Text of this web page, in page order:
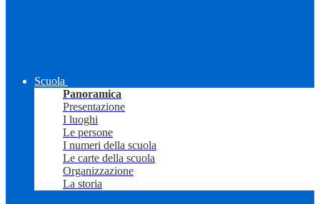
Scuola
Panoramica
Presentazione
I luoghi
Le persone
I numeri della scuola
Le carte della scuola
Organizzazione
La storia